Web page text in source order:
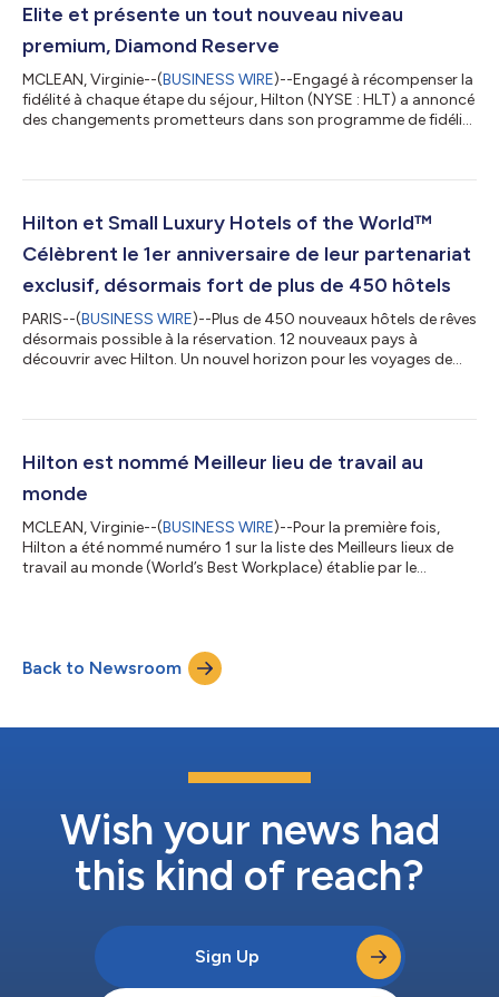
Elite et présente un tout nouveau niveau
premium, Diamond Reserve
MCLEAN, Virginie--(BUSINESS WIRE)--Engagé à récompenser la
fidélité à chaque étape du séjour, Hilton (NYSE : HLT) a annoncé
des changements prometteurs dans son programme de fidélité
nouveaux avantages, notamment un Confirmable Upgrade
réservation, une garantie de départ tardif à 16h00 et un service
Hilton et Small Luxury Hotels of the World™
Célèbrent le 1er anniversaire de leur partenariat
exclusif, désormais fort de plus de 450 hôtels
PARIS--(BUSINESS WIRE)--Plus de 450 nouveaux hôtels de rêves
désormais possible à la réservation. 12 nouveaux pays à
découvrir avec Hilton. Un nouvel horizon pour les voyages de
une croissance exponentielle, intégrant en moyenne plus d’un
renforcé l’offre haut de gamme de Hilton, créant de nouvelles
Hilton est nommé Meilleur lieu de travail au
monde
MCLEAN, Virginie--(BUSINESS WIRE)--Pour la première fois,
Hilton a été nommé numéro 1 sur la liste des Meilleurs lieux de
travail au monde (World’s Best Workplace) établie par le
», marque également la première fois qu’une entreprise du
secteur de l’hôtellerie et de la restauration obtient la plus haute
distinction dans ce progra...
Back to Newsroom
Wish your news had
this kind of reach?
Sign Up